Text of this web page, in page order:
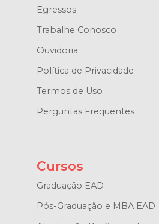
Egressos
Trabalhe Conosco
Ouvidoria
Política de Privacidade
Termos de Uso
Perguntas Frequentes
Cursos
Graduação EAD
Pós-Graduação e MBA EAD